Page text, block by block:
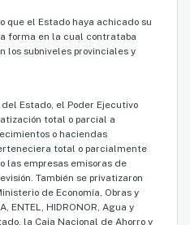
que el Estado haya achicado su
forma en la cual contrataba
los subniveles provinciales y
Estado, el Poder Ejecutivo
total o parcial a
o haciendas
total o parcialmente
las empresas emisoras de
También se privatizaron
de Economía, Obras y
ENTEL, HIDRONOR, Agua y
la Caja Nacional de Ahorro y